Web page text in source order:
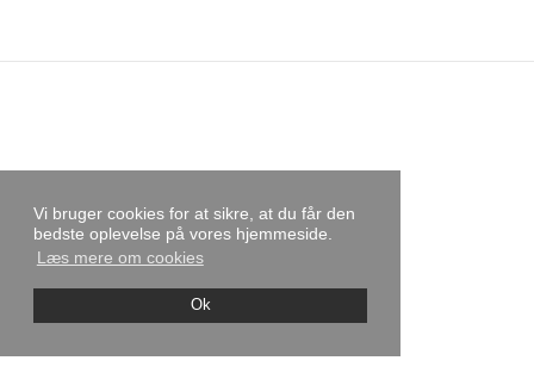
Vi bruger cookies for at sikre, at du får den
bedste oplevelse på vores hjemmeside.
Læs mere om cookies
Ok